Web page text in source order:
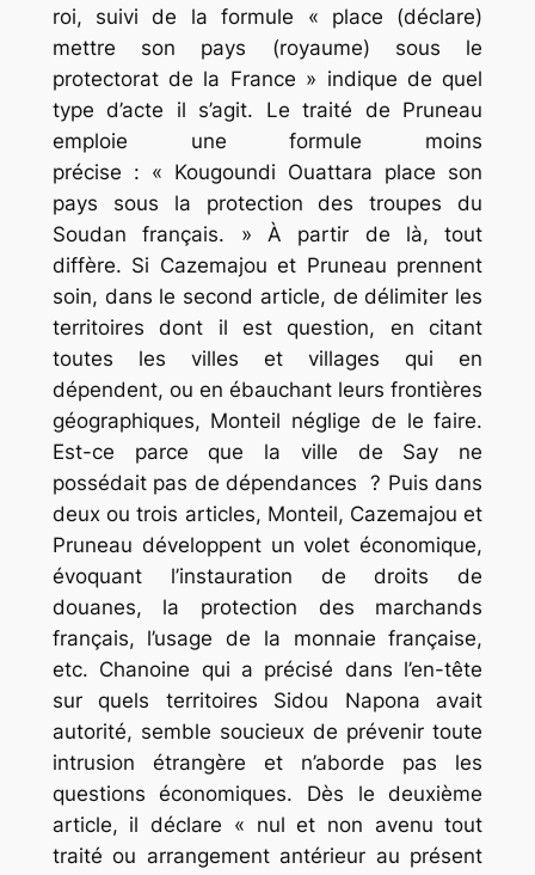
roi, suivi de la formule « place (déclare)
mettre son pays (royaume) sous le
protectorat de la France » indique de quel
type d’acte il s’agit. Le traité de Pruneau
emploie une formule moins
précise : « Kougoundi Ouattara place son
pays sous la protection des troupes du
Soudan français. » À partir de là, tout
diffère. Si Cazemajou et Pruneau prennent
soin, dans le second article, de délimiter les
territoires dont il est question, en citant
toutes les villes et villages qui en
dépendent, ou en ébauchant leurs frontières
géographiques, Monteil néglige de le faire.
Est-ce parce que la ville de Say ne
possédait pas de dépendances ? Puis dans
deux ou trois articles, Monteil, Cazemajou et
Pruneau développent un volet économique,
évoquant l’instauration de droits de
douanes, la protection des marchands
français, l’usage de la monnaie française,
etc. Chanoine qui a précisé dans l’en-tête
sur quels territoires Sidou Napona avait
autorité, semble soucieux de prévenir toute
intrusion étrangère et n’aborde pas les
questions économiques. Dès le deuxième
article, il déclare « nul et non avenu tout
traité ou arrangement antérieur au présent